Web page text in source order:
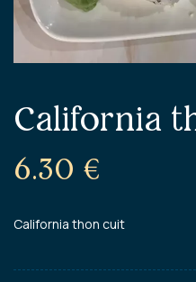
California
6.30 €
California thon cuit